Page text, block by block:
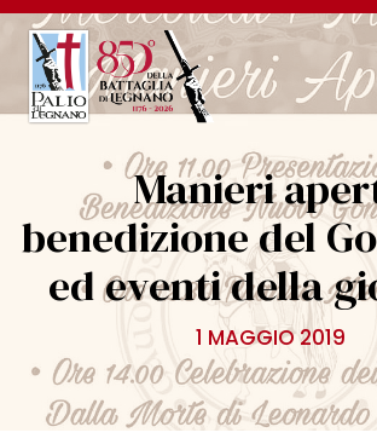
Manieri
benedizione del
ed eventi della
1 MAGGIO 2019